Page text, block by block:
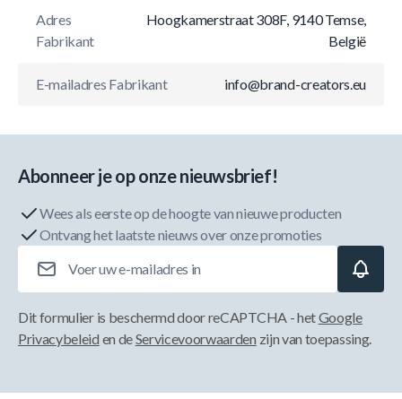
Adres
Fabrikant
Hoogkamerstraat 308F, 9140 Temse,
België
E-mailadres Fabrikant info@brand-creators.eu
Abonneer je op onze nieuwsbrief!
Wees als eerste op de hoogte van nieuwe producten
Ontvang het laatste nieuws over onze promoties
Dit formulier is beschermd door reCAPTCHA - hetGoogle
Privacybeleid en deServicevoorwaarden zijn van toepassing.